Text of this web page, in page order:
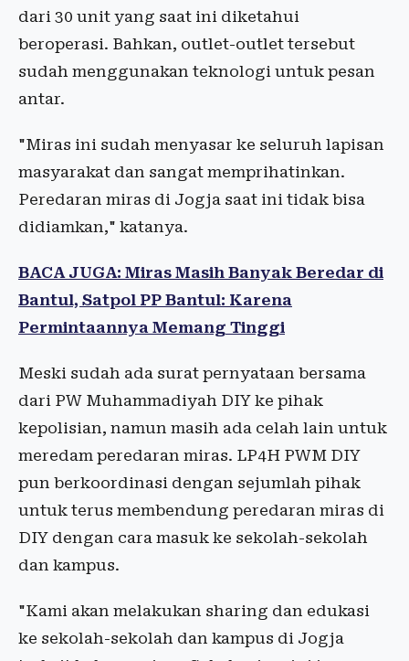
dari 30 unit yang saat ini diketahui
beroperasi. Bahkan, outlet-outlet tersebut
sudah menggunakan teknologi untuk pesan
antar.
"Miras ini sudah menyasar ke seluruh lapisan
masyarakat dan sangat memprihatinkan.
Peredaran miras di Jogja saat ini tidak bisa
didiamkan," katanya.
BACA JUGA: Miras Masih Banyak Beredar di
Bantul, Satpol PP Bantul: Karena
Permintaannya Memang Tinggi
Meski sudah ada surat pernyataan bersama
dari PW Muhammadiyah DIY ke pihak
kepolisian, namun masih ada celah lain untuk
meredam peredaran miras. LP4H PWM DIY
pun berkoordinasi dengan sejumlah pihak
untuk terus membendung peredaran miras di
DIY dengan cara masuk ke sekolah-sekolah
dan kampus.
"Kami akan melakukan sharing dan edukasi
ke sekolah-sekolah dan kampus di Jogja